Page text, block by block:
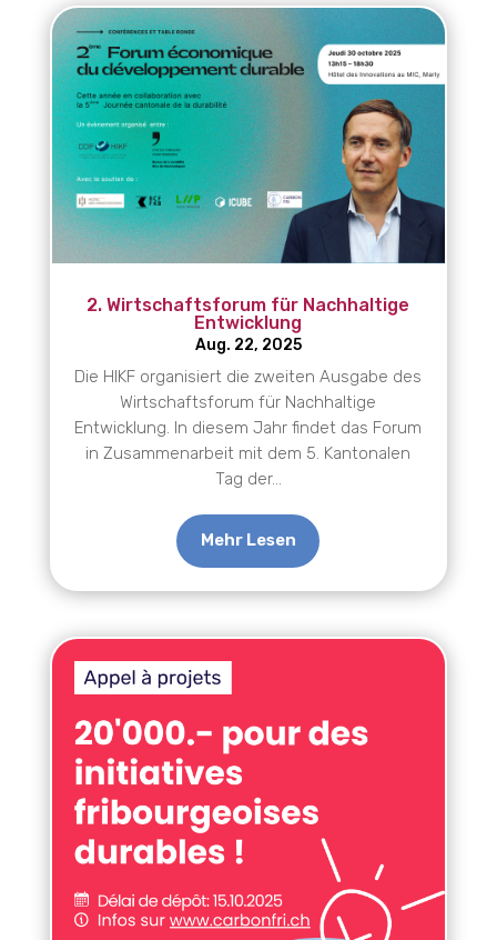
2. Wirtschaftsforum für Nachhaltige
Entwicklung
Aug. 22, 2025
Die HIKF organisiert die zweiten Ausgabe des
Wirtschaftsforum für Nachhaltige
Entwicklung. In diesem Jahr findet das Forum
in Zusammenarbeit mit dem 5. Kantonalen
Tag der...
Mehr Lesen